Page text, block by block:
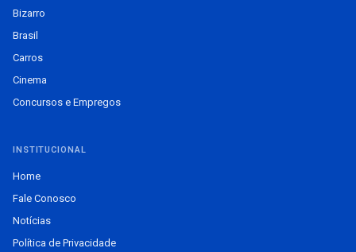
Bizarro
Brasil
Carros
Cinema
Concursos e Empregos
INSTITUCIONAL
Home
Fale Conosco
Notícias
Política de Privacidade